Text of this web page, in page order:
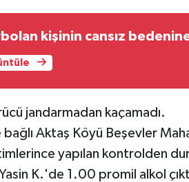
kişinin cansız bedenine
jandarmadan kaçamadı.
Aktaş Köyü Beşevler
yapılan kontrolden
K.'de 1.00 promil alkol